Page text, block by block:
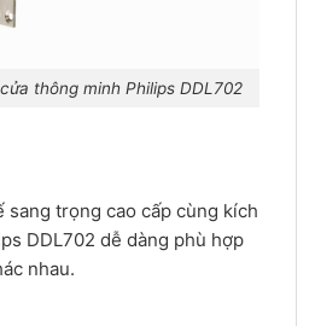
thông minh Philips DDL702
sang trọng cao cấp cùng kích
DDL702 dễ dàng phù hợp
nhau.